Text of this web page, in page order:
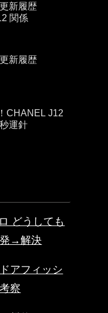
新履歴
関係
新履歴
CHANEL J12
運針
どうしても
→解決
アフィッシ
察